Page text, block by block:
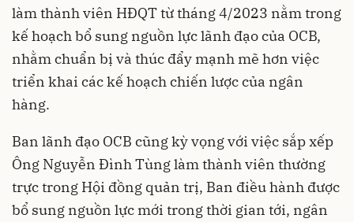
làm thành viên HĐQT từ tháng 4/2023 nằm trong
kế hoạch bổ sung nguồn lực lãnh đạo của OCB,
nhằm chuẩn bị và thúc đẩy mạnh mẽ hơn việc
triển khai các kế hoạch chiến lược của ngân
hàng.
Ban lãnh đạo OCB cũng kỳ vọng với việc sắp xếp
Ông Nguyễn Đình Tùng làm thành viên thường
trực trong Hội đồng quản trị, Ban điều hành được
bổ sung nguồn lực mới trong thời gian tới, ngân